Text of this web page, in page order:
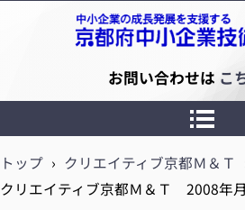
京都府中小企業技術センター
お問い合わせは こ
トップ › クリエイティブ京都Ｍ＆Ｔ
クリエイティブ京都Ｍ＆Ｔ 2008年月